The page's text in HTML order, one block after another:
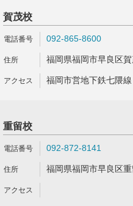
賀茂校
092-865-8600
福岡県福岡市早良区
福岡市営地下鉄七隈
重留校
092-872-8141
福岡県福岡市早良区